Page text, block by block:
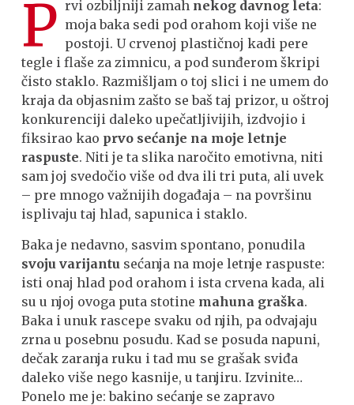
P rvi ozbiljniji zamah nekog davnog leta:
moja baka sedi pod orahom koji više ne
postoji. U crvenoj plastičnoj kadi pere
tegle i flaše za zimnicu, a pod sunđerom škripi
čisto staklo. Razmišljam o toj slici i ne umem do
kraja da objasnim zašto se baš taj prizor, u oštroj
konkurenciji daleko upečatljivijih, izdvojio i
fiksirao kao prvo sećanje na moje letnje
raspuste. Niti je ta slika naročito emotivna, niti
sam joj svedočio više od dva ili tri puta, ali uvek
– pre mnogo važnijih događaja – na površinu
isplivaju taj hlad, sapunica i staklo.
Baka je nedavno, sasvim spontano, ponudila
svoju varijantu sećanja na moje letnje raspuste:
isti onaj hlad pod orahom i ista crvena kada, ali
su u njoj ovoga puta stotine mahuna graška.
Baka i unuk rascepe svaku od njih, pa odvajaju
zrna u posebnu posudu. Kad se posuda napuni,
dečak zaranja ruku i tad mu se grašak sviđa
daleko više nego kasnije, u tanjiru. Izvinite…
Ponelo me je: bakino sećanje se zapravo